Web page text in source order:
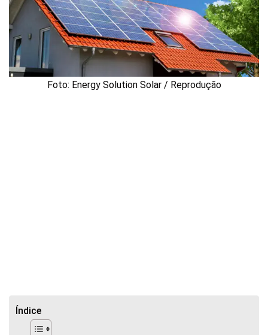
Foto: Energy Solution Solar / Reprodução
Índice